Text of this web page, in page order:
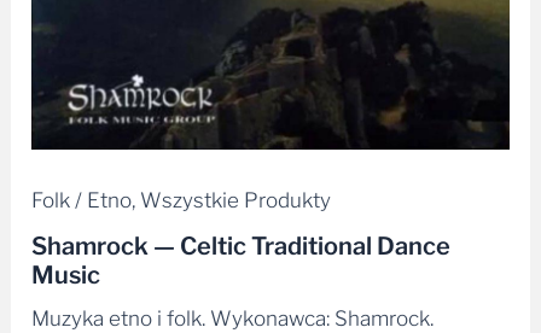
Folk / Etno, Wszystkie Produkty
Shamrock — Celtic Traditional Dance
Music
Muzyka etno i folk. Wykonawca: Shamrock.